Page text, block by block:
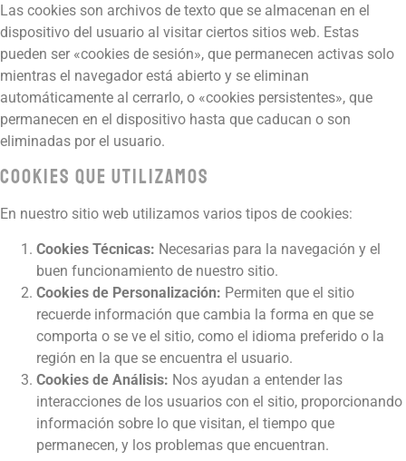
Las cookies son archivos de texto que se almacenan en el
dispositivo del usuario al visitar ciertos sitios web. Estas
pueden ser «cookies de sesión», que permanecen activas solo
mientras el navegador está abierto y se eliminan
automáticamente al cerrarlo, o «cookies persistentes», que
permanecen en el dispositivo hasta que caducan o son
eliminadas por el usuario.
Cookies que Utilizamos
En nuestro sitio web utilizamos varios tipos de cookies:
Cookies Técnicas: Necesarias para la navegación y el
buen funcionamiento de nuestro sitio.
Cookies de Personalización: Permiten que el sitio
recuerde información que cambia la forma en que se
comporta o se ve el sitio, como el idioma preferido o la
región en la que se encuentra el usuario.
Cookies de Análisis: Nos ayudan a entender las
interacciones de los usuarios con el sitio, proporcionando
información sobre lo que visitan, el tiempo que
permanecen, y los problemas que encuentran.